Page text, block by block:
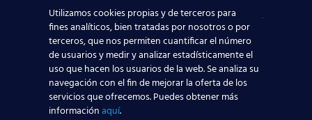
aeronáutica, tenemos
contacto directo con las
compañías aeronáuticas, lo que sin duda ayudará a
que todos los alumnos de nuestros centros
aeronáuticos destaquen y consigan mejores y
mayores posibilidades reales de trabajar en el
sector aeronáutico.
Utilizamos cookies propias y de terceros para
fines analíticos, bien tratadas por nosotros o por
terceros, que nos permiten cuantificar el número
de usuarios y medir y analizar estadísticamente el
uso que hacen los usuarios de la web. Se analiza su
navegación con el fin de mejorar la oferta de los
servicios que ofrecemos. Puedes obtener más
informaciónaquí.